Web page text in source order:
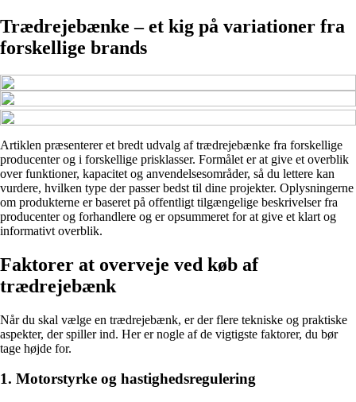
Trædrejebænke – et kig på variationer fra
forskellige brands
Artiklen præsenterer et bredt udvalg af trædrejebænke fra forskellige
producenter og i forskellige prisklasser. Formålet er at give et overblik
over funktioner, kapacitet og anvendelsesområder, så du lettere kan
vurdere, hvilken type der passer bedst til dine projekter. Oplysningerne
om produkterne er baseret på offentligt tilgængelige beskrivelser fra
producenter og forhandlere og er opsummeret for at give et klart og
informativt overblik.
Faktorer at overveje ved køb af
trædrejebænk
Når du skal vælge en trædrejebænk, er der flere tekniske og praktiske
aspekter, der spiller ind. Her er nogle af de vigtigste faktorer, du bør
tage højde for.
1. Motorstyrke og hastighedsregulering